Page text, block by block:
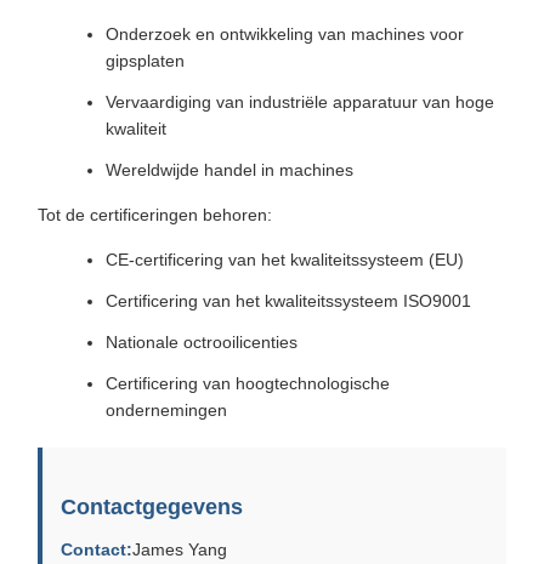
Onderzoek en ontwikkeling van machines voor
gipsplaten
Vervaardiging van industriële apparatuur van hoge
kwaliteit
Wereldwijde handel in machines
Tot de certificeringen behoren:
CE-certificering van het kwaliteitssysteem (EU)
Certificering van het kwaliteitssysteem ISO9001
Nationale octrooilicenties
Certificering van hoogtechnologische
ondernemingen
Contactgegevens
Contact:James Yang